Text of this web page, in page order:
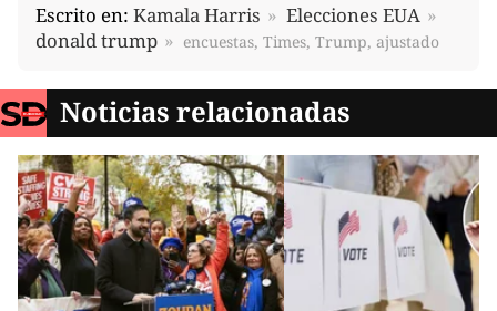
Escrito en: Kamala Harris
Elecciones EUA
donald trump
encuestas, Times, Trump, ajustado
Noticias relacionadas